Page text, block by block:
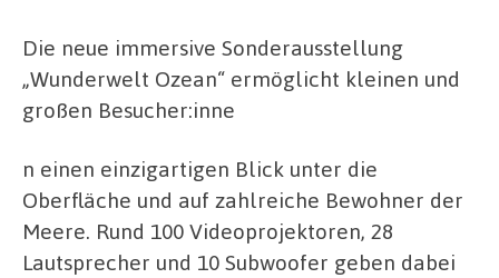
Die neue immersive Sonderausstellung
„Wunderwelt Ozean“ ermöglicht kleinen und
großen Besucher:inne
n einen einzigartigen Blick unter die
Oberfläche und auf zahlreiche Bewohner der
Meere. Rund 100 Videoprojektoren, 28
Lautsprecher und 10 Subwoofer geben dabei